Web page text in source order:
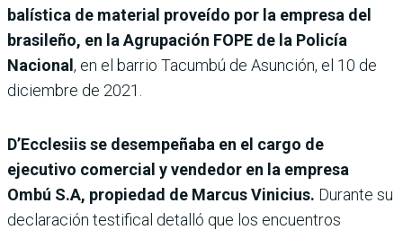
balística de material proveído por la empresa del
brasileño, en la Agrupación FOPE de la Policía
Nacional, en el barrio Tacumbú de Asunción, el 10 de
diciembre de 2021.
D’Ecclesiis se desempeñaba en el cargo de
ejecutivo comercial y vendedor en la empresa
Ombú S.A, propiedad de Marcus Vinicius. Durante su
declaración testifical detalló que los encuentros